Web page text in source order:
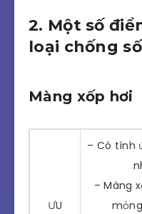
2. Một số
loại chống
Màng xốp hơi
ƯU
– Có tính
– Màng